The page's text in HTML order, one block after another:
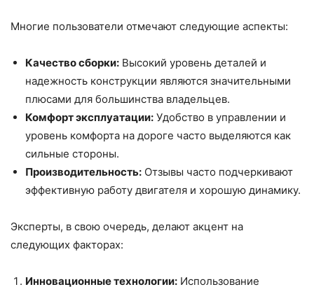
Многие пользователи отмечают следующие аспекты:
Качество сборки: Высокий уровень деталей и
надежность конструкции являются значительными
плюсами для большинства владельцев.
Комфорт эксплуатации: Удобство в управлении и
уровень комфорта на дороге часто выделяются как
сильные стороны.
Производительность: Отзывы часто подчеркивают
эффективную работу двигателя и хорошую динамику.
Эксперты, в свою очередь, делают акцент на
следующих факторах:
Инновационные технологии: Использование